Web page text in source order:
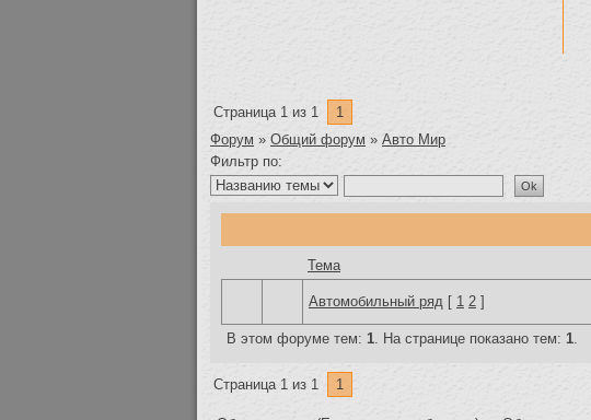
Страница 1 из 1
1
Форум » Общий форум » Авто Мир
Фильтр по:
Тема
Автомобильный ряд [ 1 2 ]
В этом форуме тем: 1. На странице показано тем: 1.
Страница 1 из 1 1